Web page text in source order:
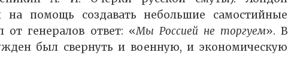
помощь создавать небольшие самостийные
от генералов ответ: «Мы Россией не торгуем». В
был свернуть и военную, и экономическую